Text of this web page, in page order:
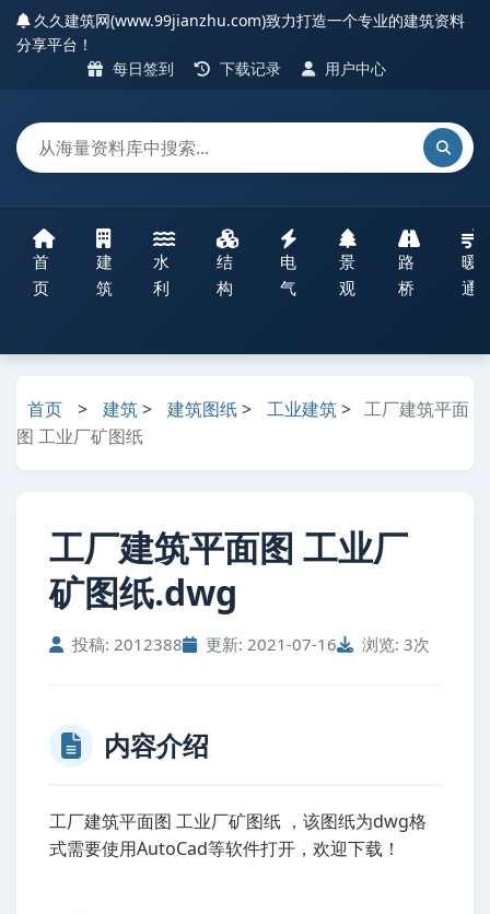
久久建筑网(www.99jianzhu.com)致力打造一个专业的建筑资料
分享平台！
每日签到
下载记录 用户中心
首
页
建
筑
水
利
结
构
电
气
景
观
路
桥
暖
通
首页 > 建筑> 建筑图纸> 工业建筑> 工厂建筑平面
图 工业厂矿图纸
工厂建筑平面图 工业厂
矿图纸.dwg
投稿: 2012388 更新: 2021-07-16 浏览: 3次
内容介绍
工厂建筑平面图 工业厂矿图纸 ，该图纸为dwg格
式需要使用AutoCad等软件打开，欢迎下载！